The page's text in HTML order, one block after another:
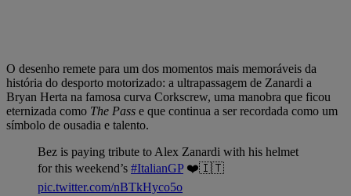
O desenho remete para um dos momentos mais memoráveis da
história do desporto motorizado: a ultrapassagem de Zanardi a
Bryan Herta na famosa curva Corkscrew, uma manobra que ficou
eternizada como The Pass e que continua a ser recordada como um
símbolo de ousadia e talento.
Bez is paying tribute to Alex Zanardi with his helmet
for this weekend’s #ItalianGP❤️🇮🇹
pic.twitter.com/nBTkHyco5o